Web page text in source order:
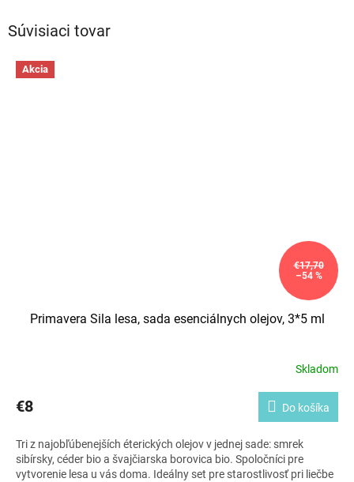
Súvisiaci tovar
Akcia
€17,70
–54 %
Primavera Sila lesa, sada esenciálnych olejov, 3*5 ml
Skladom
€8 Do košíka
Tri z najobľúbenejších éterických olejov v jednej sade: smrek
sibírsky, céder bio a švajčiarska borovica bio. Spoločníci pre
vytvorenie lesa u vás doma. Ideálny set pre starostlivosť pri liečbe